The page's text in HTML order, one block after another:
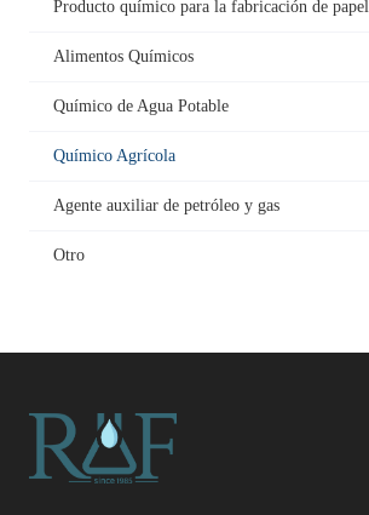
Producto químico para la fabricación de papel
Alimentos Químicos
Químico de Agua Potable
Químico Agrícola
Agente auxiliar de petróleo y gas
Otro